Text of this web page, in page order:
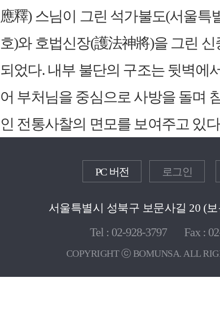
應釋) 스님이 그린 석가불도(서울특
호)와 호법신장(護法神將)을 그린
되었다. 내부 불단의 구조는 뒷벽에
어 부처님을 중심으로 사방을 돌며
인 전통사찰의 면모를 보여주고 있
PC 버전 로그인
서울특별시 성북구 보문사길 20 (
Tel : 02-928-3797 Fax :
COPYRIGHT ⓒ BOMUNSA. ALL